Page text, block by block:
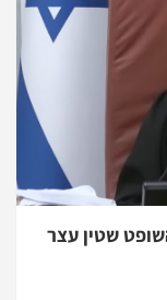
שטין עצר